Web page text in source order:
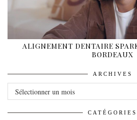
ALIGNEMENT DENTAIRE
BORDEAUX
ARCHIVES
ARCHIVES
CATÉGORIES